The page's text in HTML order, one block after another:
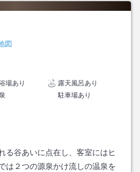
図
場あり
露天風呂あり
駐車場あり
る谷あいに点在し、客室にはヒ
は２つの源泉かけ流しの温泉を